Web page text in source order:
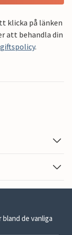
klicka på länken
att behandla din
.
de vanliga